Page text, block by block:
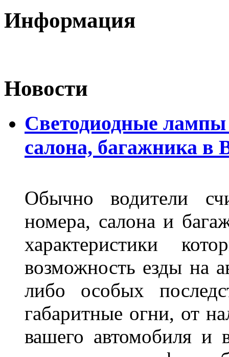
Информация
Новости
Светодиодные лампы
салона, багажника в
Обычно водители
номера, салона и
характеристики
возможность езды на
либо особых
габаритные огни, от
вашего автомобиля и